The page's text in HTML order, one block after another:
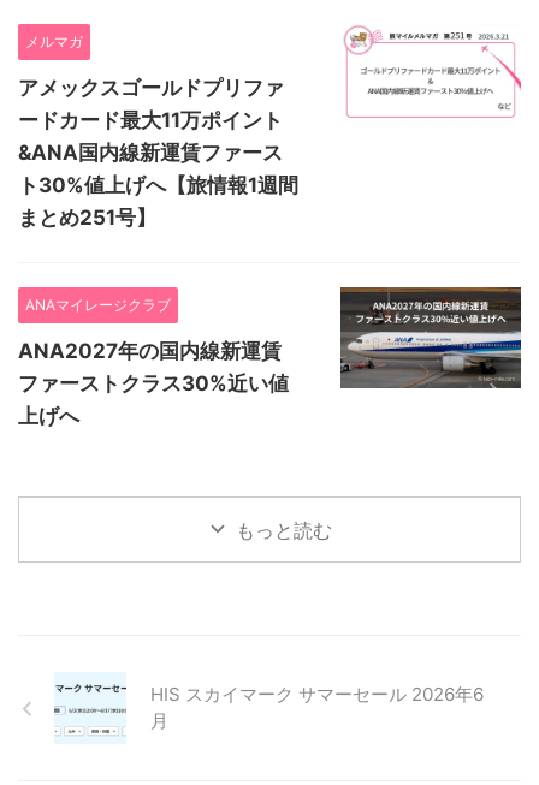
メルマガ
アメックスゴールドプリファ
ードカード最大11万ポイント
&ANA国内線新運賃ファース
ト30%値上げへ【旅情報1週間
まとめ251号】
ANAマイレージクラブ
ANA2027年の国内線新運賃
ファーストクラス30%近い値
上げへ
もっと読む
HIS スカイマーク サマーセール 2026年6
月